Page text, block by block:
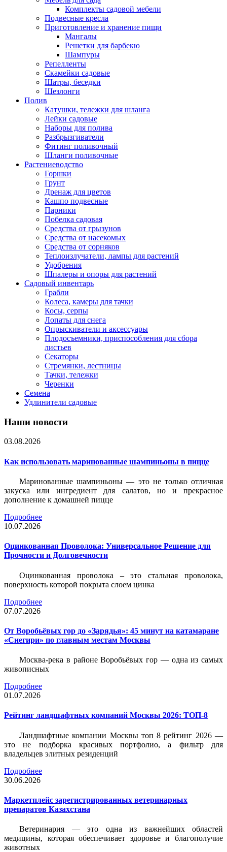
Комплекты садовой мебели
Подвесные кресла
Приготовление и хранение пищи
Мангалы
Решетки для барбекю
Шампуры
Репелленты
Скамейки садовые
Шатры, беседки
Шезлонги
Полив
Катушки, тележки для шланга
Лейки садовые
Наборы для полива
Разбрызгиватели
Фитинг поливочный
Шланги поливочные
Растениеводство
Горшки
Грунт
Дренаж для цветов
Кашпо подвесные
Парники
Побелка садовая
Средства от грызунов
Средства от насекомых
Средства от сорняков
Теплоизлучатели, лампы для растений
Удобрения
Шпалеры и опоры для растений
Садовый инвентарь
Грабли
Колеса, камеры для тачки
Косы, серпы
Лопаты для снега
Опрыскиватели и аксессуары
Плодосъемники, приспособления для сбора
листьев
Секаторы
Стремянки, лестницы
Тачки, тележки
Черенки
Семена
Удлинители садовые
Наши новости
03.08.2026
Как использовать маринованные шампиньоны в пицце
Маринованные шампиньоны — это не только отличная
закуска или ингредиент для салатов, но и прекрасное
дополнение к домашней пицце
Подробнее
10.07.2026
Оцинкованная Проволока: Универсальное Решение для
Прочности и Долговечности
Оцинкованная проволока – это стальная проволока,
поверхность которой покрыта слоем цинка
Подробнее
07.07.2026
От Воробьёвых гор до «Зарядья»: 45 минут на катамаране
«Снегири» по главным местам Москвы
Москва-река в районе Воробьёвых гор — одна из самых
живописных
Подробнее
01.07.2026
Рейтинг ландшафтных компаний Москвы 2026: ТОП-8
Ландшафтные компании Москвы топ 8 рейтинг 2026 —
это не подборка красивых портфолио, а фильтр для
владельцев элитных резиденций
Подробнее
30.06.2026
Маркетплейс зарегистрированных ветеринарных
препаратов Казахстана
Ветеринария — это одна из важнейших областей
медицины, которая обеспечивает здоровье и благополучие
животных